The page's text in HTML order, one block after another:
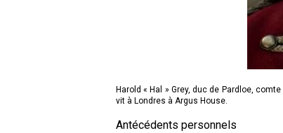
Harold « Hal » Grey, duc de Pardloe,
vit à Londres à Argus House.
Antécédents personnels